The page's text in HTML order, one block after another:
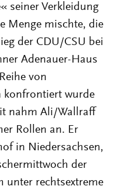
seiner Verkleidung
Menge mischte, die
der CDU/CSU bei
Adenauer-Haus
von
konfrontiert wurde
nahm Ali/Wallraff
Rollen an. Er
in Niedersachsen,
der
unter rechtsextreme